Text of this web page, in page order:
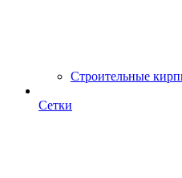
Строительные
Сетки